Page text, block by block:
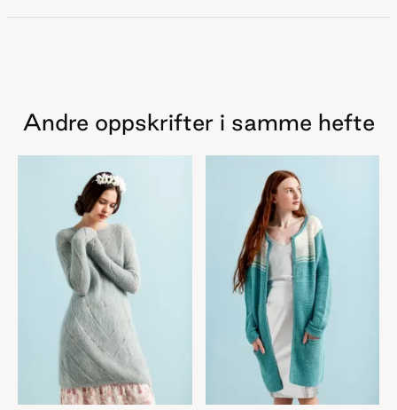
Andre oppskrifter i samme hefte